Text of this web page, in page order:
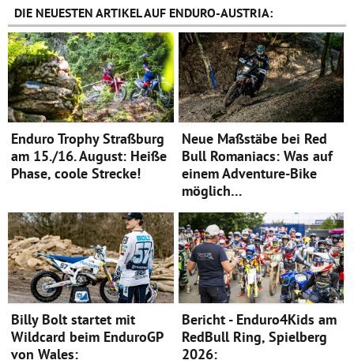
DIE NEUESTEN ARTIKEL AUF ENDURO-AUSTRIA:
Enduro Trophy Straßburg
am 15./16. August: Heiße
Phase, coole Strecke!
Neue Maßstäbe bei Red
Bull Romaniacs: Was auf
einem Adventure-Bike
möglich…
Billy Bolt startet mit
Wildcard beim EnduroGP
von Wales:
Bericht - Enduro4Kids am
RedBull Ring, Spielberg
2026: